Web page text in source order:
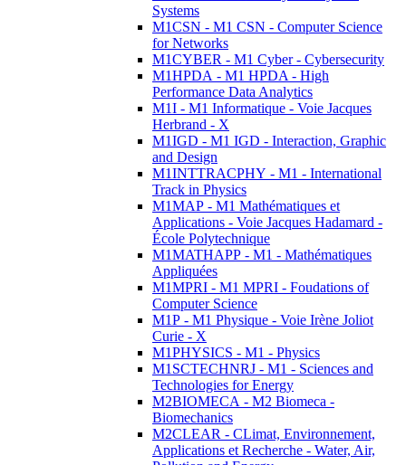
Systems
M1CSN - M1 CSN - Computer Science
for Networks
M1CYBER - M1 Cyber - Cybersecurity
M1HPDA - M1 HPDA - High
Performance Data Analytics
M1I - M1 Informatique - Voie Jacques
Herbrand - X
M1IGD - M1 IGD - Interaction, Graphic
and Design
M1INTTRACPHY - M1 - International
Track in Physics
M1MAP - M1 Mathématiques et
Applications - Voie Jacques Hadamard -
École Polytechnique
M1MATHAPP - M1 - Mathématiques
Appliquées
M1MPRI - M1 MPRI - Foudations of
Computer Science
M1P - M1 Physique - Voie Irène Joliot
Curie - X
M1PHYSICS - M1 - Physics
M1SCTECHNRJ - M1 - Sciences and
Technologies for Energy
M2BIOMECA - M2 Biomeca -
Biomechanics
M2CLEAR - CLimat, Environnement,
Applications et Recherche - Water, Air,